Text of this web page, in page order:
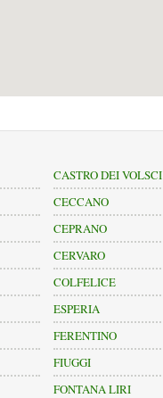
CASTRO DEI VOLSCI
CECCANO
CEPRANO
CERVARO
COLFELICE
ESPERIA
FERENTINO
FIUGGI
FONTANA LIRI